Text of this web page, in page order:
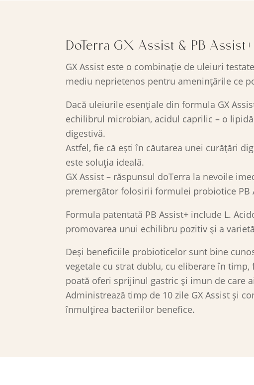
DoTerra GX Assist & PB
GX Assist este o combinație de uleiuri
mediu neprietenos pentru amenințările ce
Dacă uleiurile esențiale din formula GX
echilibrul microbian, acidul caprilic – o
digestivă.
Astfel, fie că ești în căutarea unei curățări
este soluția ideală.
GX Assist – răspunsul doTerra la nevoile
premergător folosirii formulei probiotice PB
Formula patentată PB Assist+ include L.
promovarea unui echilibru pozitiv și a
Deși beneficiile probioticelor sunt bine
vegetale cu strat dublu, cu eliberare în
poată oferi sprijinul gastric și imun de care
Administrează timp de 10 zile GX Assist și
înmulțirea bacteriilor benefice.